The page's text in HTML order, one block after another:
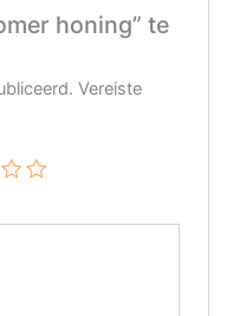
honing” te
Vereiste